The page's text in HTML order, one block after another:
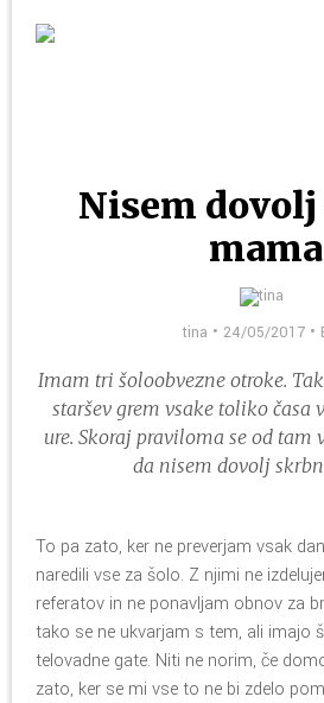
STRIP
BLOK
O NAS
PIŠITE
CILKA
Nisem
mama
tina • 24/05/2017 •
Imam tri šoloobvezne otroke.
staršev grem vsake toliko časa
ure. Skoraj praviloma se od tam
da nisem dovolj
To pa zato, ker ne preverjam vsak
naredili vse za šolo. Z njimi ne
referatov in ne ponavljam obnov za
tako se ne ukvarjam s tem, ali imajo
telovadne gate. Niti ne norim, če
zato, ker se mi vse to ne bi zdelo